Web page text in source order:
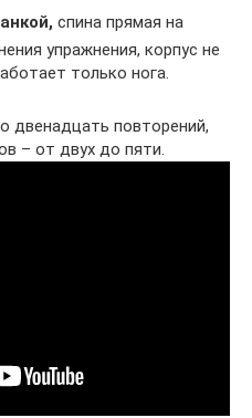
спина прямая на
упражнения, корпус не
только нога.
двенадцать повторений,
– от двух до пяти.